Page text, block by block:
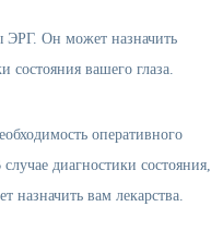
ЭРГ. Он может назначить
состояния вашего глаза.
оперативного
диагностики состояния,
назначить вам лекарства.